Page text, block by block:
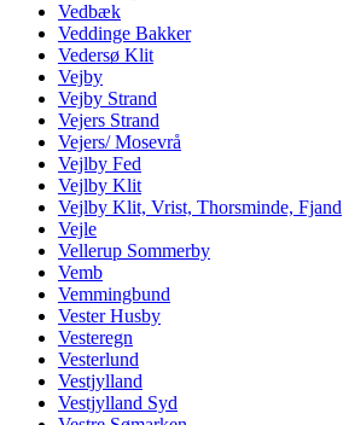
Vedbæk
Veddinge Bakker
Vedersø Klit
Vejby
Vejby Strand
Vejers Strand
Vejers/ Mosevrå
Vejlby Fed
Vejlby Klit
Vejlby Klit, Vrist, Thorsminde, Fjand
Vejle
Vellerup Sommerby
Vemb
Vemmingbund
Vester Husby
Vesteregn
Vesterlund
Vestjylland
Vestjylland Syd